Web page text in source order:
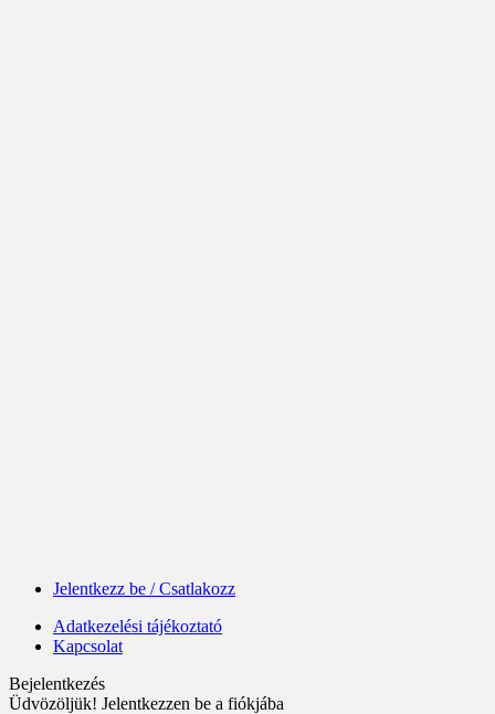
Jelentkezz be / Csatlakozz
Adatkezelési tájékoztató
Kapcsolat
Bejelentkezés
Üdvözöljük! Jelentkezzen be a fiókjába